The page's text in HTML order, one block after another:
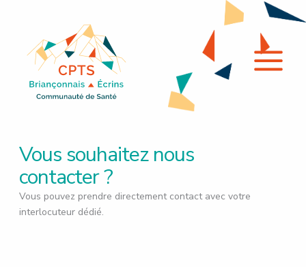
Vous souhaitez nous
contacter ?
Vous pouvez prendre directement contact avec votre
interlocuteur dédié.